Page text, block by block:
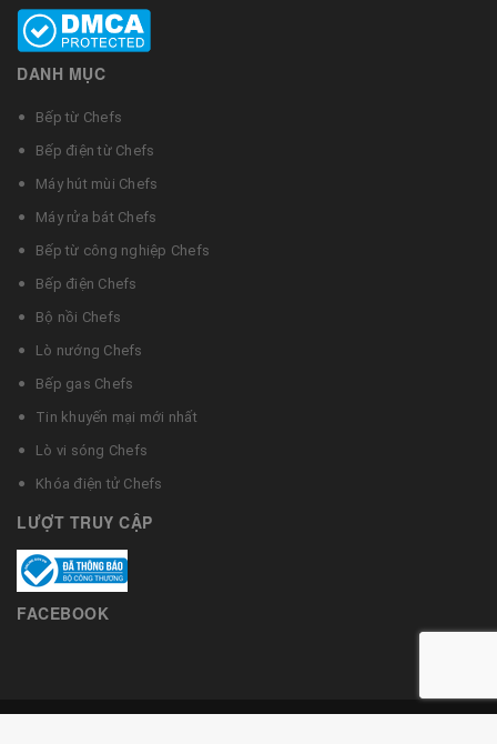
DANH MỤC
Bếp từ Chefs
Bếp điện từ Chefs
Máy hút mùi Chefs
Máy rửa bát Chefs
Bếp từ công nghiệp Chefs
Bếp điện Chefs
Bộ nồi Chefs
Lò nướng Chefs
Bếp gas Chefs
Tin khuyến mại mới nhất
Lò vi sóng Chefs
Khóa điện tử Chefs
LƯỢT TRUY CẬP
FACEBOOK